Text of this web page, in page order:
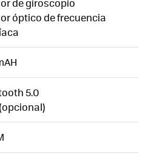
de giroscopio
óptico de frecuencia
5.0